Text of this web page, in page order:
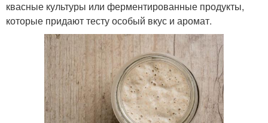
квасные культуры или ферментированные продукты,
которые придают тесту особый вкус и аромат.